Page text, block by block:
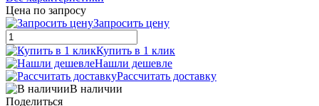
Цена по запросу
Запросить цену
Купить в 1 клик
Нашли дешевле
Рассчитать доставку
В наличии
Поделиться